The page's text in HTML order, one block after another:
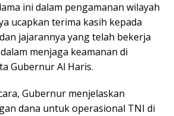
ini dalam pengamanan wilayah
ucapkan terima kasih kepada
jajarannya yang telah bekerja
menjaga keamanan di
Gubernur Al Haris.
Gubernur menjelaskan
dana untuk operasional TNI di